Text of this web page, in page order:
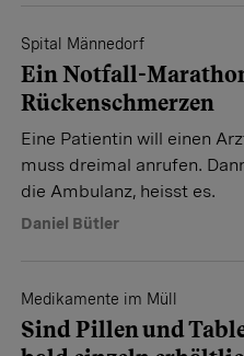
Spital Männedorf
Ein Notfall-
Rückenschmerzen
Eine Patientin will einen
muss dreimal anrufen.
die Ambulanz, heisst es.
Daniel Bütler
Medikamente im Müll
Sind Pillen und